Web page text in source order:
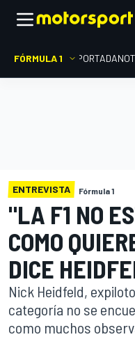
FÓRMULA 1 PORTADA
ENTREVISTA Fórmula 1
"LA F1 NO
COMO
DICE
Nick Heidfeld,
categoría no se
como muchos